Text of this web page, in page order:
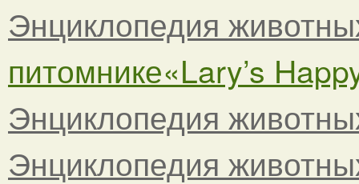
Энциклопедия
питомнике«Lary’s
Энциклопедия
Энциклопедия